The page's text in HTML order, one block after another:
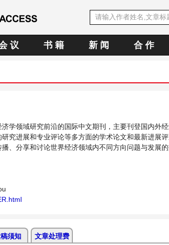
议 书 籍 新 闻 合 作
学领域研究前沿的国际中文期刊，主要刊登国内外
究进展和专业评论等多方面的学术论文和最新进展
、分享和讨论世界经济领域内不同方向问题与发展的
须知 文章处理费